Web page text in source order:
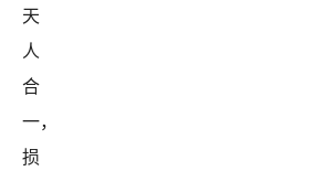
天
人
合
一，
损